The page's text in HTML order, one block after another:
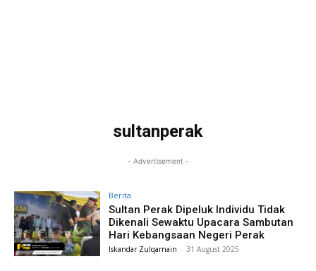
sultanperak
- Advertisement -
Berita
Sultan Perak Dipeluk Individu Tidak
Dikenali Sewaktu Upacara Sambutan
Hari Kebangsaan Negeri Perak
Iskandar Zulqarnain - 31 August 2025